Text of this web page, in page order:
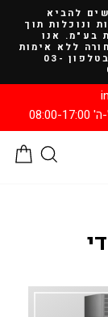
להביא
ונוכלות תוך
בע"מ. אנו
ללא אימות
מוקדם של פרטי העיסקה מול החברה בטלפון 03-
17:00